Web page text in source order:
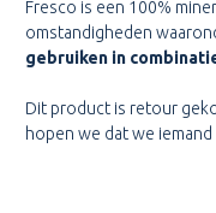
Fresco is een 100%
omstandigheden
gebruiken in
Dit product is retour
hopen we dat we